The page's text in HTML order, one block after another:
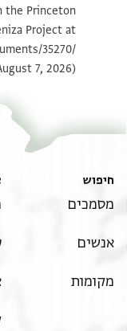
תנאי היתר שימוש
the Princeton
Project at
35270/
7, 2026).
חיפוש
מסמכים
אנשים
מקומות